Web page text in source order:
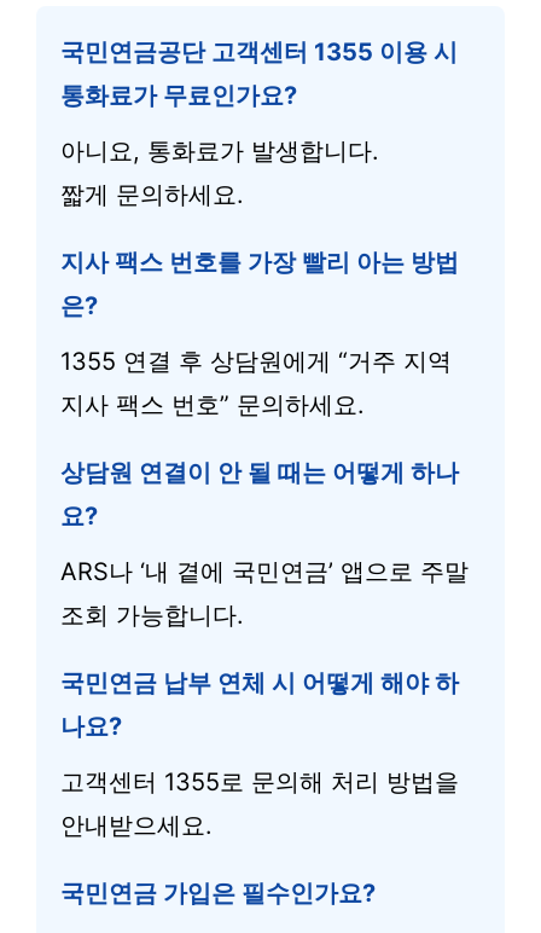
국민연금공단 고객센터 1355 이용 시
통화료가 무료인가요?
아니요, 통화료가 발생합니다.
짧게 문의하세요.
지사 팩스 번호를 가장 빨리 아는 방법
은?
1355 연결 후 상담원에게 “거주 지역
지사 팩스 번호” 문의하세요.
상담원 연결이 안 될 때는 어떻게 하나
요?
ARS나 ‘내 곁에 국민연금’ 앱으로 주말
조회 가능합니다.
국민연금 납부 연체 시 어떻게 해야 하
나요?
고객센터 1355로 문의해 처리 방법을
안내받으세요.
국민연금 가입은 필수인가요?